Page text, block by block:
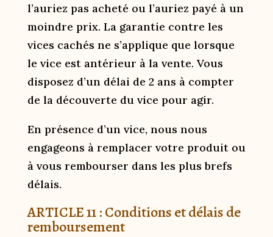
l’auriez pas acheté ou l’auriez payé à un
moindre prix. La garantie contre les
vices cachés ne s’applique que lorsque
le vice est antérieur à la vente. Vous
disposez d’un délai de 2 ans à compter
de la découverte du vice pour agir.
En présence d’un vice, nous nous
engageons à remplacer votre produit ou
à vous rembourser dans les plus brefs
délais.
ARTICLE 11 : Conditions et délais de
remboursement